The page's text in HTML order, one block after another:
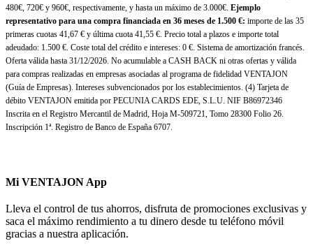
480€, 720€ y 960€, respectivamente, y hasta un máximo de 3.000€. Ejemplo
representativo para una compra financiada en 36 meses de 1.500 €: importe de las 35
primeras cuotas 41,67 € y última cuota 41,55 €. Precio total a plazos e importe total
adeudado: 1.500 €. Coste total del crédito e intereses: 0 €. Sistema de amortización francés.
Oferta válida hasta 31/12/2026. No acumulable a CASH BACK ni otras ofertas y válida
para compras realizadas en empresas asociadas al programa de fidelidad VENTAJON
(Guía de Empresas). Intereses subvencionados por los establecimientos. (4) Tarjeta de
débito VENTAJON emitida por PECUNIA CARDS EDE, S.L.U. NIF B86972346
Inscrita en el Registro Mercantil de Madrid, Hoja M-509721, Tomo 28300 Folio 26.
Inscripción 1ª. Registro de Banco de España 6707.
Mi VENTAJON App
Lleva el control de tus ahorros, disfruta de promociones exclusivas y
saca el máximo rendimiento a tu dinero desde tu teléfono móvil
gracias a nuestra aplicación.